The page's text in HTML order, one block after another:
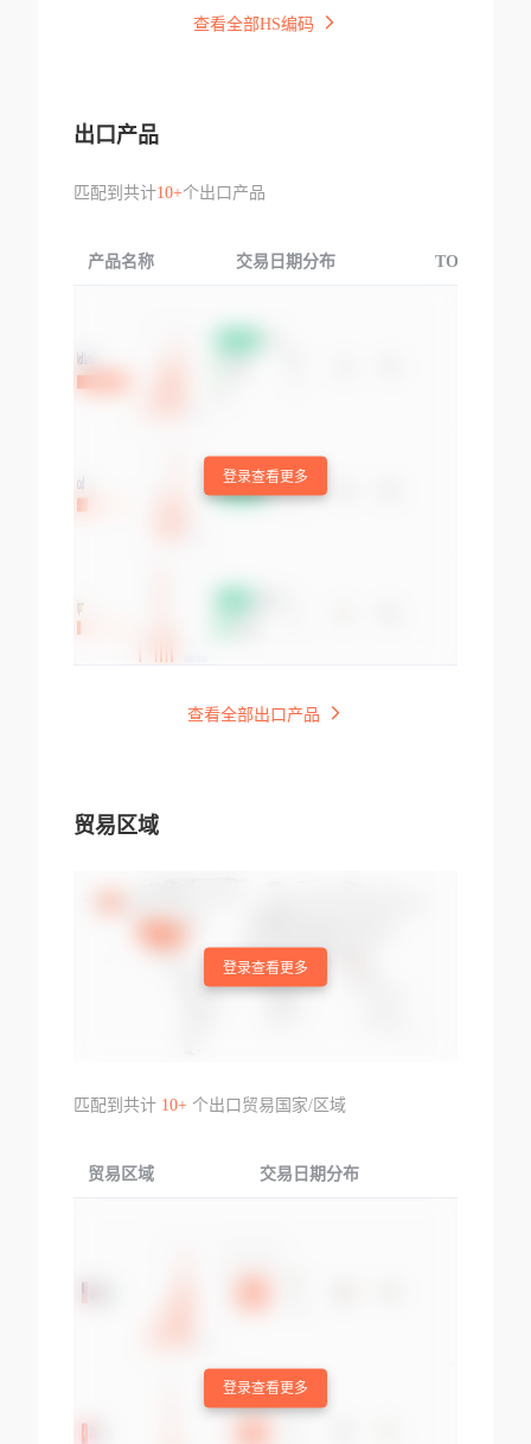
查看全部HS编码
出口产品
匹配到共计10+个出口产品
产品名称 交易日期分布 TOP3交易国
登录查看更多
查看全部出口产品
贸易区域
登录查看更多
匹配到共计 10+个出口贸易国家/区域
贸易区域 交易日期分布
登录查看更多